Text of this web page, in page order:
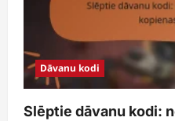
balvas,
Prasīšana
Dāvanu kodi
Slēptie dāvanu kodi: